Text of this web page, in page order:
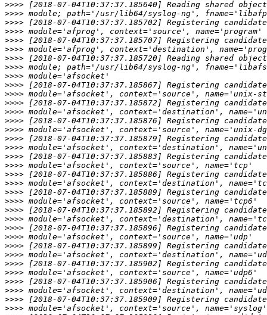
>>>>
>>>>
>>>>
>>>>
>>>>
>>>>
>>>>
>>>>
>>>>
>>>>
>>>>
>>>>
>>>>
>>>>
>>>>
>>>>
>>>>
>>>>
>>>>
>>>>
>>>>
>>>>
>>>>
>>>>
>>>>
>>>>
>>>>
>>>>
>>>>
>>>>
>>>>
>>>>
>>>>
>>>>
>>>>